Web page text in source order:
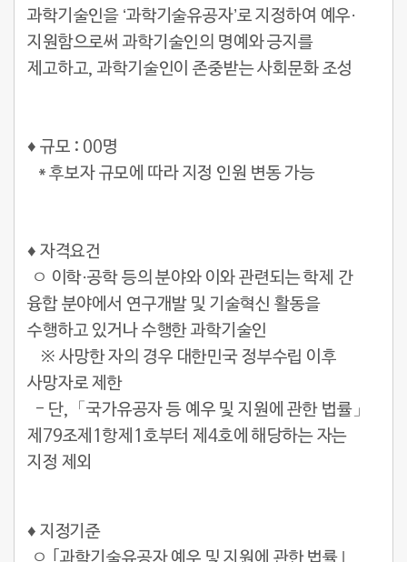
과학기술인을 ‘과학기술유공자’로 지정하여 예우·
지원함으로써 과학기술인의 명예와 긍지를
제고하고, 과학기술인이 존중받는 사회문화 조성
♦ 규모 : 00명
* 후보자 규모에 따라 지정 인원 변동 가능
♦ 자격요건
ㅇ 이학·공학 등의 분야와 이와 관련되는 학제 간
융합 분야에서 연구개발 및 기술혁신 활동을
수행하고 있거나 수행한 과학기술인
※ 사망한 자의 경우 대한민국 정부수립 이후
사망자로 제한
- 단,「국가유공자 등 예우 및 지원에 관한 법률」
제79조제1항제1호부터 제4호에 해당하는 자는
지정 제외
♦ 지정기준
ㅇ ｢과학기술유공자 예우 및 지원에 관한 법률｣